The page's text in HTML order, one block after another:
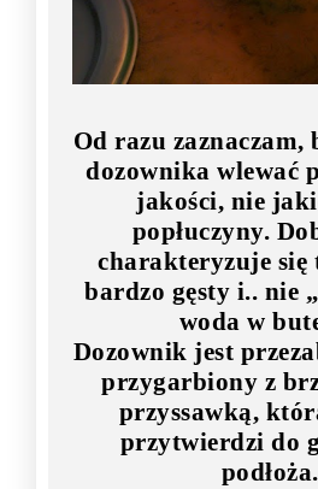
Od razu zaznaczam,
dozownika wlewać
jakości, nie
popłuczyny.
charakteryzuje się
bardzo gęsty i.. nie
woda w
Dozownik jest
przygarbiony z
przyssawką,
przytwierdzi do
podłoża.